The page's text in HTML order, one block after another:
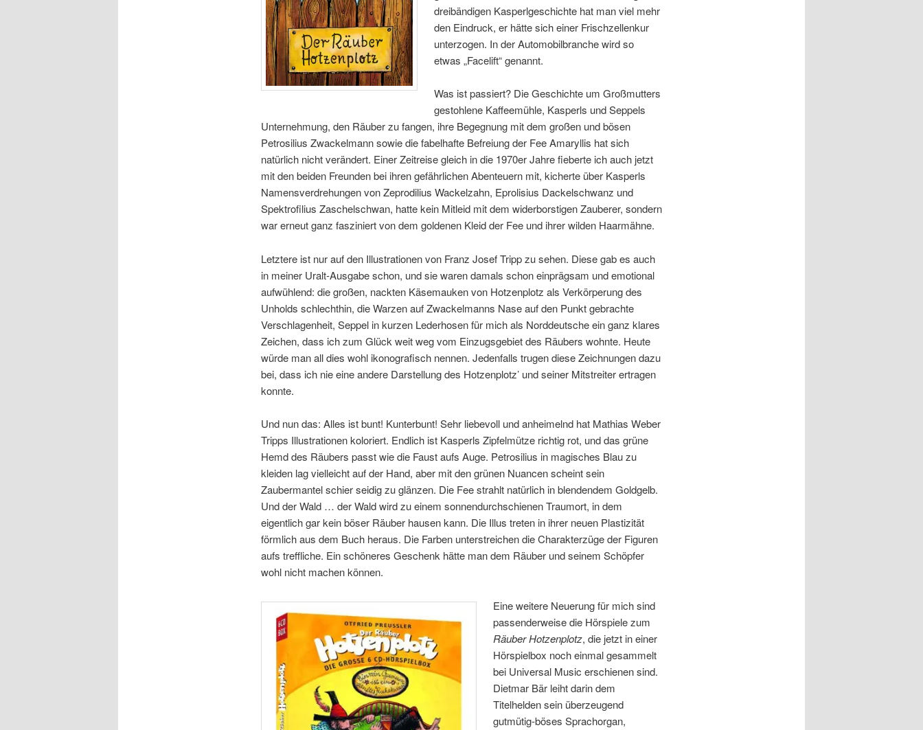
dreibändigen Kasperlgeschichte hat man viel mehr
den Eindruck, er hätte sich einer Frischzellenkur
unterzogen. In der Automobilbranche wird so
etwas „Facelift“ genannt.
Was ist passiert? Die Geschichte um Großmutters
gestohlene Kaffeemühle, Kasperls und Seppels
Unternehmung, den Räuber zu fangen, ihre Begegnung mit dem großen und bösen
Petrosilius Zwackelmann sowie die fabelhafte Befreiung der Fee Amaryllis hat sich
natürlich nicht verändert. Einer Zeitreise gleich in die 1970er Jahre fieberte ich auch jetzt
mit den beiden Freunden bei ihren gefährlichen Abenteuern mit, kicherte über Kasperls
Namensverdrehungen von Zeprodilius Wackelzahn, Eprolisius Dackelschwanz und
Spektrofilius Zaschelschwan, hatte kein Mitleid mit dem widerborstigen Zauberer, sondern
war erneut ganz fasziniert von dem goldenen Kleid der Fee und ihrer wilden Haarmähne.
Letztere ist nur auf den Illustrationen von Franz Josef Tripp zu sehen. Diese gab es auch
in meiner Uralt-Ausgabe schon, und sie waren damals schon einprägsam und emotional
aufwühlend: die großen, nackten Käsemauken von Hotzenplotz als Verkörperung des
Unholds schlechthin, die Warzen auf Zwackelmanns Nase auf den Punkt gebrachte
Verschlagenheit, Seppel in kurzen Lederhosen für mich als Norddeutsche ein ganz klares
Zeichen, dass ich zum Glück weit weg vom Einzugsgebiet des Räubers wohnte. Heute
würde man all dies wohl ikonografisch nennen. Jedenfalls trugen diese Zeichnungen dazu
bei, dass ich nie eine andere Darstellung des Hotzenplotz’ und seiner Mitstreiter ertragen
konnte.
Und nun das: Alles ist bunt! Kunterbunt! Sehr liebevoll und anheimelnd hat Mathias Weber
Tripps Illustrationen koloriert. Endlich ist Kasperls Zipfelmütze richtig rot, und das grüne
Hemd des Räubers passt wie die Faust aufs Auge. Petrosilius in magisches Blau zu
kleiden lag vielleicht auf der Hand, aber mit den grünen Nuancen scheint sein
Zaubermantel schier seidig zu glänzen. Die Fee strahlt natürlich in blendendem Goldgelb.
Und der Wald … der Wald wird zu einem sonnendurchschienen Traumort, in dem
eigentlich gar kein böser Räuber hausen kann. Die Illus treten in ihrer neuen Plastizität
förmlich aus dem Buch heraus. Die Farben unterstreichen die Charakterzüge der Figuren
aufs treffliche. Ein schöneres Geschenk hätte man dem Räuber und seinem Schöpfer
wohl nicht machen können.
Eine weitere Neuerung für mich sind
passenderweise die Hörspiele zum
Räuber Hotzenplotz, die jetzt in einer
Hörspielbox noch einmal gesammelt
bei Universal Music erschienen sind.
Dietmar Bär leiht darin dem
Titelhelden sein überzeugend
gutmütig-böses Sprachorgan,